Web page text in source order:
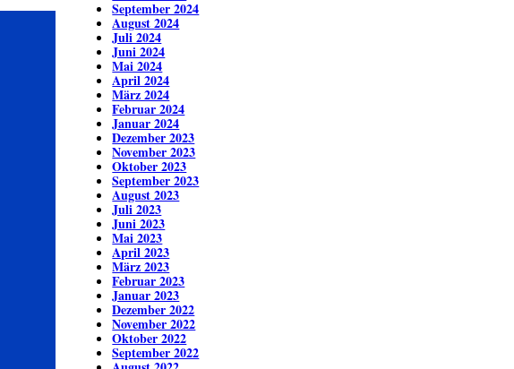
September 2024
August 2024
Juli 2024
Juni 2024
Mai 2024
April 2024
März 2024
Februar 2024
Januar 2024
Dezember 2023
November 2023
Oktober 2023
September 2023
August 2023
Juli 2023
Juni 2023
Mai 2023
April 2023
März 2023
Februar 2023
Januar 2023
Dezember 2022
November 2022
Oktober 2022
September 2022